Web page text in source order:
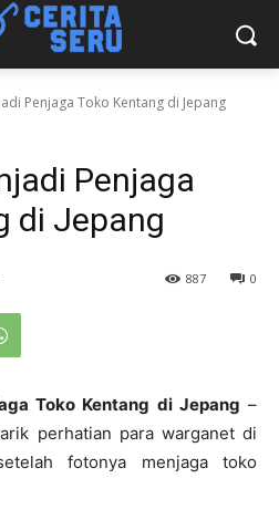
Penjaga Toko Kentang di Jepang
Penjaga
di Jepang
0
887
Toko Kentang di Jepang –
perhatian para warganet di
fotonya menjaga toko